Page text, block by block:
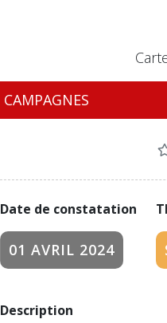
CAMPAGNES
Date de constatation
01 AVRIL 2024
Description